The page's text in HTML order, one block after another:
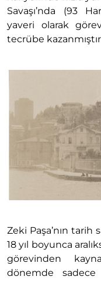
Savaşı’nda (93
yaveri olarak
tecrübe
Zeki Paşa’nın
18 yıl boyunca
görevinden
dönemde